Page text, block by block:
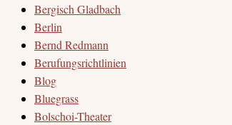
Bergisch Gladbach
Berlin
Bernd Redmann
Berufungsrichtlinien
Blog
Bluegrass
Bolschoi-Theater